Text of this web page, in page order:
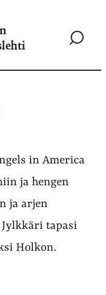
Siirry
in America
ja hengen
ja arjen
tapasi
Holkon.